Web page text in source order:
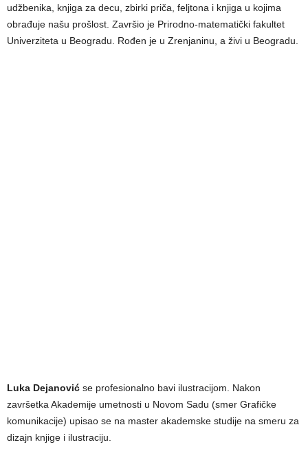
udžbenika, knjiga za decu, zbirki priča, feljtona i knjiga u kojima
obrađuje našu prošlost. Završio je Prirodno-matematički fakultet
Univerziteta u Beogradu. Rođen je u Zrenjaninu, a živi u Beogradu.
Luka Dejanović se profesionalno bavi ilustracijom. Nakon
završetka Akademije umetnosti u Novom Sadu (smer Grafičke
komunikacije) upisao se na master akademske studije na smeru za
dizajn knjige i ilustraciju.